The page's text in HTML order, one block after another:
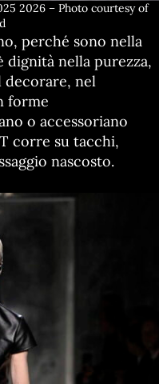
2026 – Photo courtesy of
perché sono nella
dignità nella purezza,
nel
forme
o accessoriano
corre su tacchi,
nascosto.